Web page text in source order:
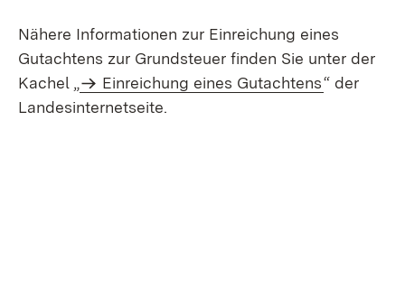
Nähere Informationen zur Einreichung eines
Gutachtens zur Grundsteuer finden Sie unter der
Kachel „
Einreichung eines Gutachtens“ der
Landesinternetseite.